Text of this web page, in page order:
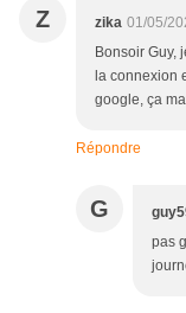
Z zika 01/05/
Bonsoir Guy,
la connexion
google, ça
Répondre
G
pas